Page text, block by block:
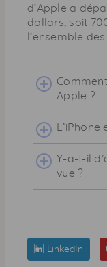
d’Apple a
dollars, soit
l’ensemble
Apple ?
L’iPhone
Y-a-t-il
vue ?
LinkedIn